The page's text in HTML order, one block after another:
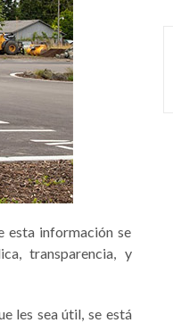
esta información se
transparencia, y
les sea útil, se está